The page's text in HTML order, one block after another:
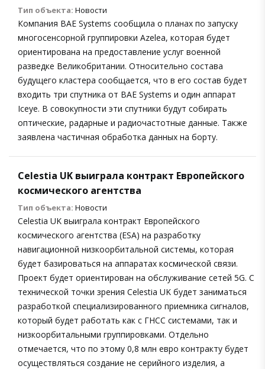
Тип объекта: Новости
Компания BAE Systems сообщила о планах по запуску
многосенсорной группировки Azelea, которая будет
ориентирована на предоставление услуг военной
разведке Великобритании. Относительно состава
будущего кластера сообщается, что в его состав будет
входить три спутника от BAE Systems и один аппарат
Iceye. В совокупности эти спутники будут собирать
оптические, радарные и радиочастотные данные. Также
заявлена частичная обработка данных на борту.
Celestia UK выиграла контракт Европейского
космического агентства
Тип объекта: Новости
Celestia UK выиграла контракт Европейского
космического агентства (ESA) на разработку
навигационной низкоорбитальной системы, которая
будет базироваться на аппаратах космической связи.
Проект будет ориентирован на обслуживание сетей 5G. С
технической точки зрения Celestia UK будет заниматься
разработкой специализированного приемника сигналов,
который будет работать как с ГНСС системами, так и
низкоорбитальными группировками. Отдельно
отмечается, что по этому 0,8 млн евро контракту будет
осуществляться создание не серийного изделия, а